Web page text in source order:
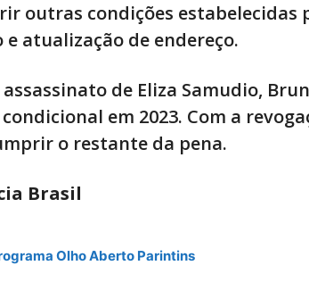
outras condições estabelecidas
atualização de endereço.
assassinato de Eliza Samudio,
em 2023. Com a
o restante da pena.
Brasil
Olho Aberto Parintins